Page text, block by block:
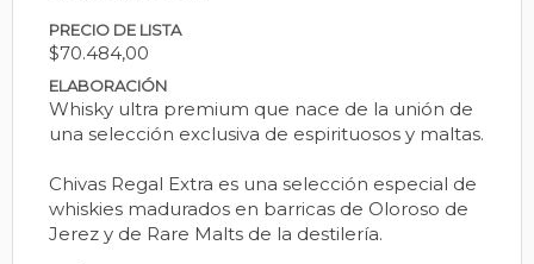
PRECIO DE LISTA
$70.484,00
ELABORACIÓN
Whisky ultra premium que nace de la unión de
una selección exclusiva de espirituosos y maltas.
Chivas Regal Extra es una selección especial de
whiskies madurados en barricas de Oloroso de
Jerez y de Rare Malts de la destilería.